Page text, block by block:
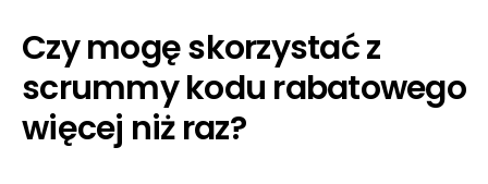
Czy mogę skorzystać z
scrummy kodu rabatowego
więcej niż raz?